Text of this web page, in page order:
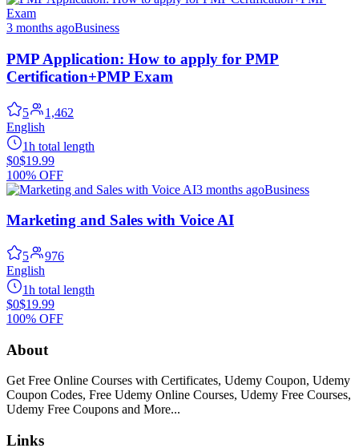
3 months agoBusiness
PMP Application: How to apply for PMP
Certification+PMP Exam
5
1,462
English
1h total length
$0$19.99
100% OFF
3 months agoBusiness
Marketing and Sales with Voice AI
5
976
English
1h total length
$0$19.99
100% OFF
About
Get Free Online Courses with Certificates, Udemy Coupon, Udemy
Coupon Codes, Free Udemy Online Courses, Udemy Free Courses,
Udemy Free Coupons and More...
Links